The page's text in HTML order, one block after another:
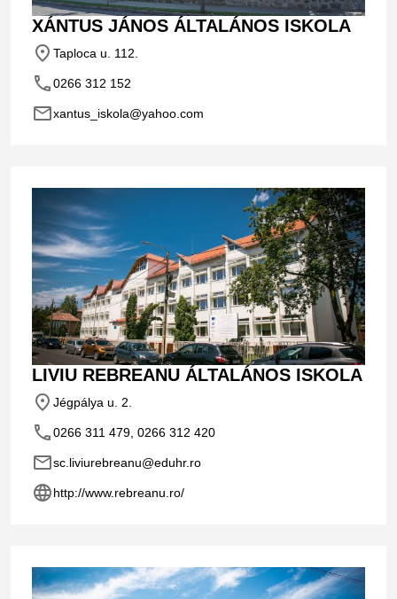
XÁNTUS JÁNOS ÁLTALÁNOS ISKOLA
place Taploca u. 112.
phone0266 312 152
emailxantus_iskola@yahoo.com
LIVIU REBREANU ÁLTALÁNOS ISKOLA
place Jégpálya u. 2.
phone0266 311 479, 0266 312 420
emailsc.liviurebreanu@eduhr.ro
languagehttp://www.rebreanu.ro/